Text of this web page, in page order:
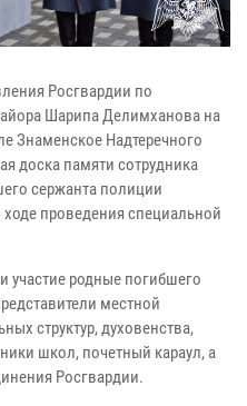
Росгвардии по
Шарипа Делимханова на
Знаменское Надтеречного
доска памяти сотрудника
сержанта полиции
проведения специальной
участие родные погибшего
местной
структур, духовенства,
школ, почетный караул, а
Росгвардии.